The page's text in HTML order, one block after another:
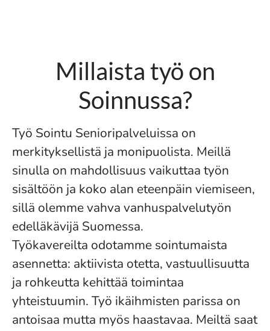
Millaista työ on
Soinnussa?
Työ Sointu Senioripalveluissa on
merkityksellistä ja monipuolista. Meillä
sinulla on mahdollisuus vaikuttaa työn
sisältöön ja koko alan eteenpäin viemiseen,
sillä olemme vahva vanhuspalvelutyön
edelläkävijä Suomessa.
Työkavereilta odotamme sointumaista
asennetta: aktiivista otetta, vastuullisuutta
ja rohkeutta kehittää toimintaa
yhteistuumin. Työ ikäihmisten parissa on
antoisaa mutta myös haastavaa. Meiltä saat